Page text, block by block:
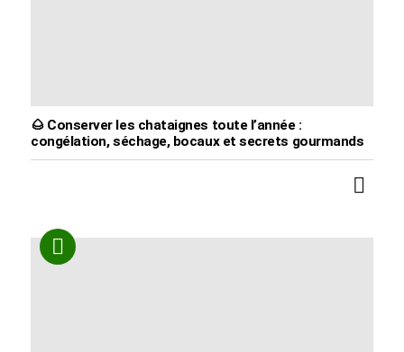
🌰 Conserver les chataignes toute l’année :
congélation, séchage, bocaux et secrets gourmands